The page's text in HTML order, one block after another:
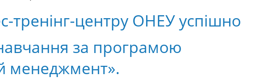
тренінг-центру ОНЕУ успішно
за програмою
менеджмент».